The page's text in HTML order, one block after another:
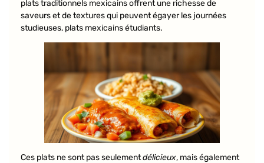
plats traditionnels mexicains offrent une richesse de
saveurs et de textures qui peuvent égayer les journées
studieuses, plats mexicains étudiants.
Ces plats ne sont pas seulementdélicieux, mais également